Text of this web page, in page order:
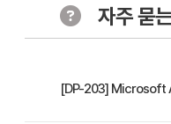
- Azure
- 서버리스
- 연습 - 서
자주 묻
[DP-203] Microsoft